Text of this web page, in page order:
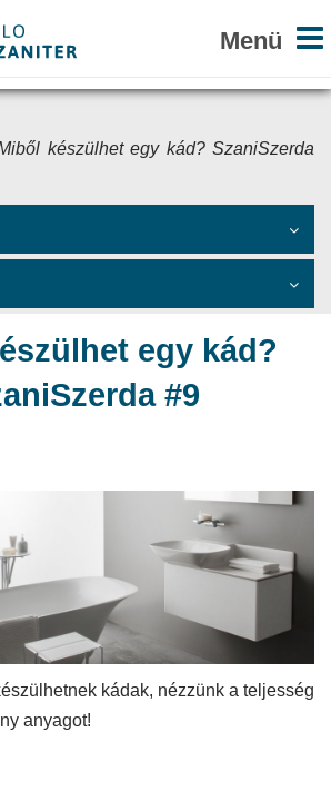
készülhet egy kád? SzaniSzerda
egy kád?
#9
kádak, nézzünk a teljesség
anyagot!